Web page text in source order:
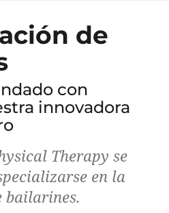
de
con
innovadora
Therapy se
en la
bailarines.